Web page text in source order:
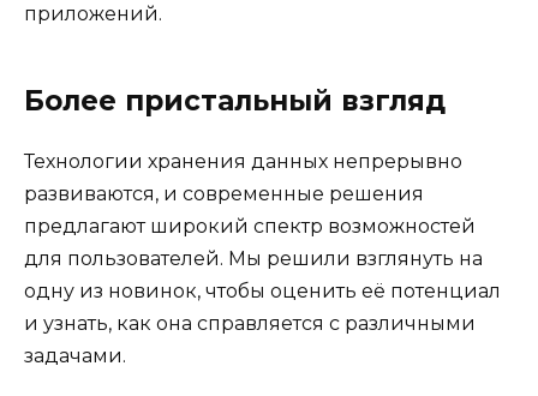
приложений.
Более пристальный взгляд
Технологии хранения данных непрерывно
развиваются, и современные решения
предлагают широкий спектр возможностей
для пользователей. Мы решили взглянуть на
одну из новинок, чтобы оценить её потенциал
и узнать, как она справляется с различными
задачами.